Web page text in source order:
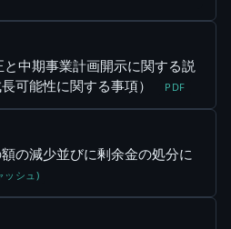
中期事業計画開示に関する説
可能性に関する事項）
PDF
の減少並びに剰余金の処分に
ッシュ)